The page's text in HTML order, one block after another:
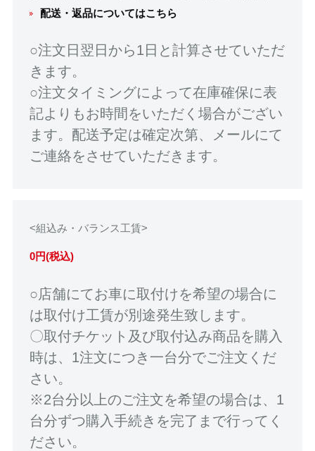
配送・返品についてはこちら
○注文日翌日から1日と計算させていただ
きます。
○注文タイミングによって在庫確保に表
記よりもお時間をいただく場合がござい
ます。配送予定は確定次第、メールにて
ご連絡をさせていただきます。
<組込み・バランス工賃>
0円(税込)
○店舗にてお車に取付けを希望の場合に
は取付け工賃が別途発生致します。
〇取付チケット及び取付込み商品を購入
時は、1注文につき一台分でご注文くだ
さい。
※2台分以上のご注文を希望の場合は、1
台分ずつ購入手続きを完了まで行ってく
ださい。